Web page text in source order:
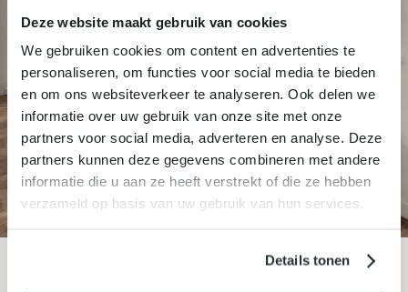
Deze website maakt gebruik van cookies
We gebruiken cookies om content en advertenties te
personaliseren, om functies voor social media te bieden
en om ons websiteverkeer te analyseren. Ook delen we
informatie over uw gebruik van onze site met onze
partners voor social media, adverteren en analyse. Deze
partners kunnen deze gegevens combineren met andere
informatie die u aan ze heeft verstrekt of die ze hebben
verzameld op basis van uw gebruik van hun services.
Details tonen